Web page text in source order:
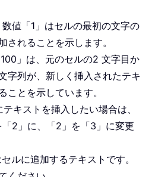
値「1」はセルの最初の文字の
されることを示します。
」は、元のセルの2 文字目か
字列が、新しく挿入されたテキ
ことを示しています。
キストを挿入したい場合は、
2」に、「2」を「3」に変更
ルに追加するテキストです。